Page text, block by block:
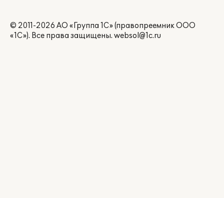
© 2011-2026 АО «Группа 1С» (правопреемник ООО
«1С»). Все права защищены. websol@1c.ru